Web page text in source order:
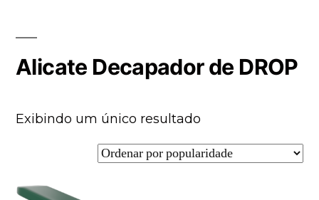
Alicate Decapador de DROP
Exibindo um único resultado